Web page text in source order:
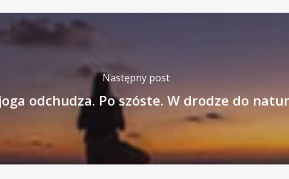
Następny post
odchudza. Po szóste. W drodze do